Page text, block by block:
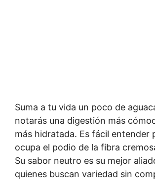
Suma a tu vida un poco de
notarás una digestión más
más hidratada. Es fácil entender
ocupa el podio de la fibra
Su sabor neutro es su mejor
quienes buscan variedad sin